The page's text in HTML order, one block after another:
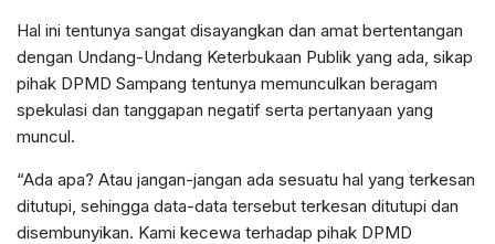
Hal ini tentunya sangat disayangkan dan amat bertentangan
dengan Undang-Undang Keterbukaan Publik yang ada, sikap
pihak DPMD Sampang tentunya memunculkan beragam
spekulasi dan tanggapan negatif serta pertanyaan yang
muncul.
“Ada apa? Atau jangan-jangan ada sesuatu hal yang terkesan
ditutupi, sehingga data-data tersebut terkesan ditutupi dan
disembunyikan. Kami kecewa terhadap pihak DPMD